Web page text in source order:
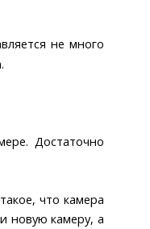
не много
Достаточно
что камера
новую камеру, а